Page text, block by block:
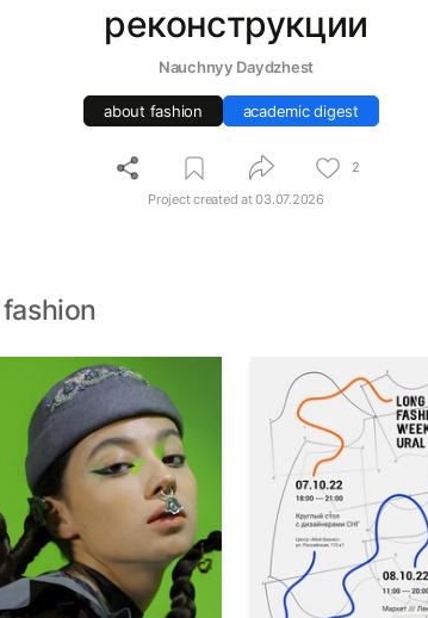
реконструкции
Nauchnyy Daydzhest
about fashion academic digest
2
Project created at03.07.2026